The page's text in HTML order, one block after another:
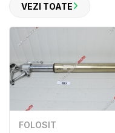
VEZI TOATE
FOLOSIT